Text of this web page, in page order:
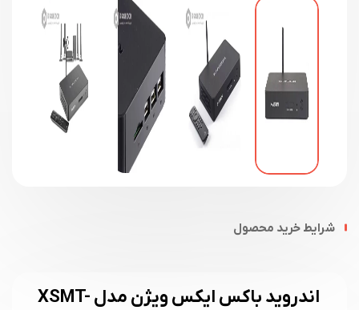
شرایط خرید محصول
اندروید باکس ایکس ویژن مدل XSMT-